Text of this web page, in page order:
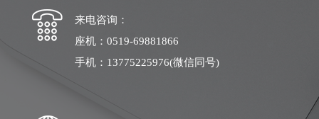
来电咨询：
座机：0519-69881866
手机：13775225976(微信同号)